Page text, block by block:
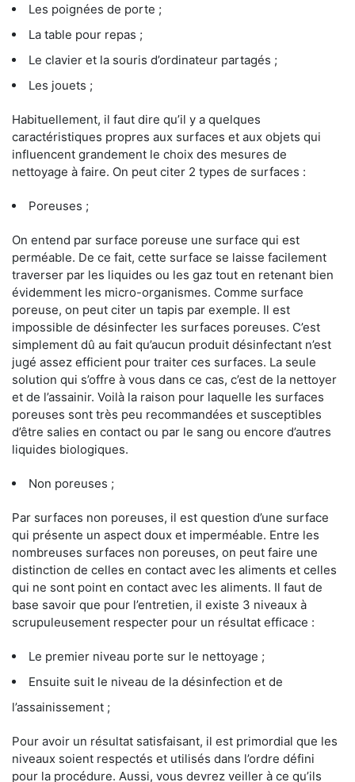
Les poignées de porte ;
La table pour repas ;
Le clavier et la souris d’ordinateur partagés ;
Les jouets ;
Habituellement, il faut dire qu’il y a quelques
caractéristiques propres aux surfaces et aux objets qui
influencent grandement le choix des mesures de
nettoyage à faire. On peut citer 2 types de surfaces :
Poreuses ;
On entend par surface poreuse une surface qui est
perméable. De ce fait, cette surface se laisse facilement
traverser par les liquides ou les gaz tout en retenant bien
évidemment les micro-organismes. Comme surface
poreuse, on peut citer un tapis par exemple. Il est
impossible de désinfecter les surfaces poreuses. C’est
simplement dû au fait qu’aucun produit désinfectant n’est
jugé assez efficient pour traiter ces surfaces. La seule
solution qui s’offre à vous dans ce cas, c’est de la nettoyer
et de l’assainir. Voilà la raison pour laquelle les surfaces
poreuses sont très peu recommandées et susceptibles
d’être salies en contact ou par le sang ou encore d’autres
liquides biologiques.
Non poreuses ;
Par surfaces non poreuses, il est question d’une surface
qui présente un aspect doux et imperméable. Entre les
nombreuses surfaces non poreuses, on peut faire une
distinction de celles en contact avec les aliments et celles
qui ne sont point en contact avec les aliments. Il faut de
base savoir que pour l’entretien, il existe 3 niveaux à
scrupuleusement respecter pour un résultat efficace :
Le premier niveau porte sur le nettoyage ;
Ensuite suit le niveau de la désinfection et de
l’assainissement ;
Pour avoir un résultat satisfaisant, il est primordial que les
niveaux soient respectés et utilisés dans l’ordre défini
pour la procédure. Aussi, vous devrez veiller à ce qu’ils